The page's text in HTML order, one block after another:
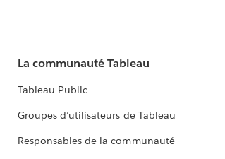
La communauté Tableau
Tableau Public
Groupes d’utilisateurs de Tableau
Responsables de la communauté